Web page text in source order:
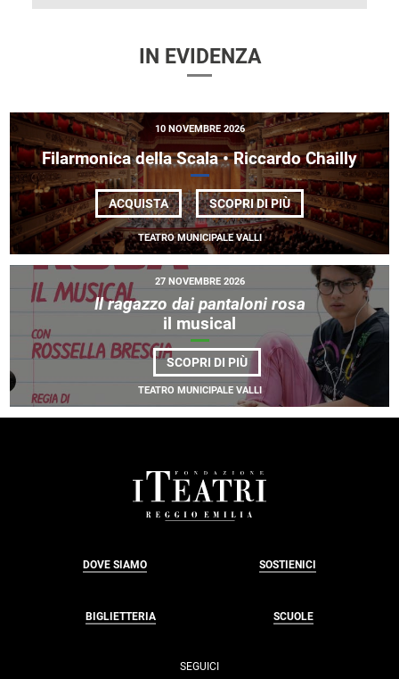
IN EVIDENZA
10 NOVEMBRE 2026
Filarmonica della Scala • Riccardo Chailly
ACQUISTA SCOPRI DI PIÙDI
FILARMONICA
DELLA
SCALA
•
RICCARDO
CHAILLY
TEATRO MUNICIPALE VALLI
27 NOVEMBRE 2026
Il ragazzo dai pantaloni rosa
il musical
SCOPRI DI PIÙDI
<EM>IL
RAGAZZO
DAI
PANTALONI
TEATRO MUNICIPALE VALLI
DOVE SIAMO SOSTIENICI
BIGLIETTERIA SCUOLE
SEGUICI